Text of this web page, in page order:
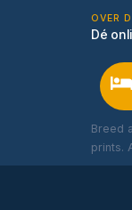
OVER
Dé
Breed
prints.